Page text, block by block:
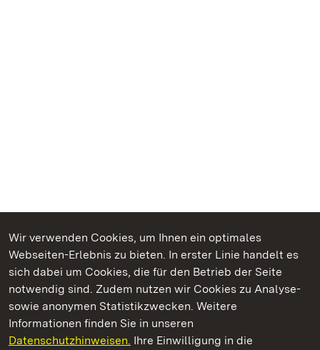
Wir verwenden Cookies, um Ihnen ein optimales
Webseiten-Erlebnis zu bieten. In erster Linie handelt es
sich dabei um Cookies, die für den Betrieb der Seite
notwendig sind. Zudem nutzen wir Cookies zu Analyse-
sowie anonymen Statistikzwecken. Weitere
Informationen finden Sie in unseren
Datenschutzhinweisen. Ihre Einwilligung in die
Kommen. Staunen. Genießen.
Residenzschloss Rastatt